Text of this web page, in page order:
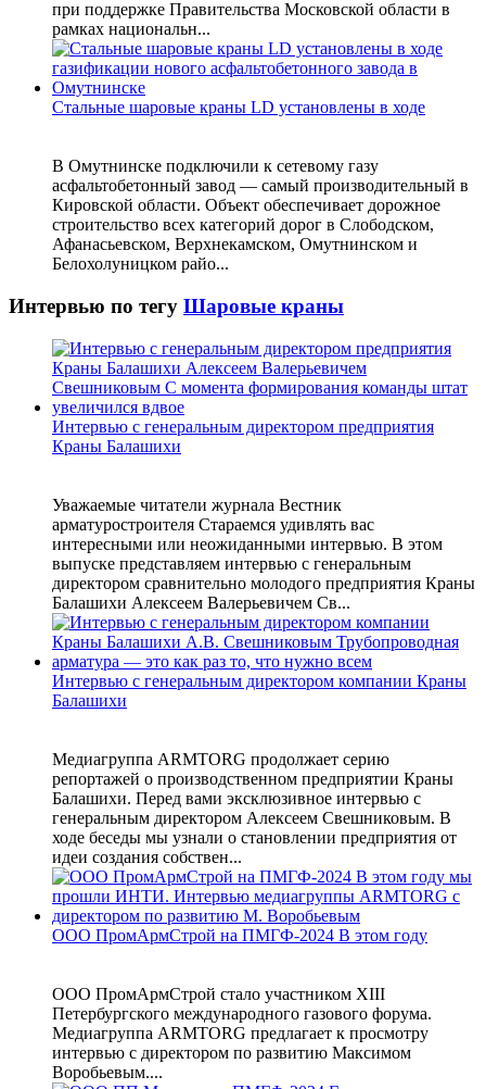
при поддержке Правительства Московской области в
рамках национальн...
Стальные шаровые краны LD установлены в ходе
В Омутнинске подключили к сетевому газу
асфальтобетонный завод — самый производительный в
Кировской области. Объект обеспечивает дорожное
строительство всех категорий дорог в Слободском,
Афанасьевском, Верхнекамском, Омутнинском и
Белохолуницком райо...
Интервью по тегу Шаровые краны
Интервью с генеральным директором предприятия
Краны Балашихи
Уважаемые читатели журнала Вестник
арматуростроителя Стараемся удивлять вас
интересными или неожиданными интервью. В этом
выпуске представляем интервью с генеральным
директором сравнительно молодого предприятия Краны
Балашихи Алексеем Валерьевичем Св...
Интервью с генеральным директором компании Краны
Балашихи
Медиагруппа ARMTORG продолжает серию
репортажей о производственном предприятии Краны
Балашихи. Перед вами эксклюзивное интервью с
генеральным директором Алексеем Свешниковым. В
ходе беседы мы узнали о становлении предприятия от
идеи создания собствен...
ООО ПромАрмСтрой на ПМГФ-2024 В этом году
ООО ПромАрмСтрой стало участником XIII
Петербургского международного газового форума.
Медиагруппа ARMTORG предлагает к просмотру
интервью с директором по развитию Максимом
Воробьевым....